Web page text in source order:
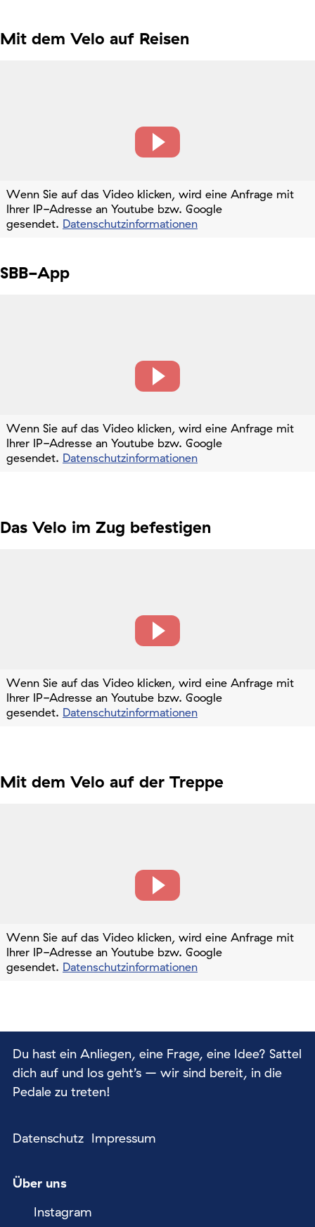
Mit dem Velo auf Reisen
Wenn Sie auf das Video klicken, wird eine Anfrage mit
Ihrer IP-Adresse an Youtube bzw. Google
gesendet. Datenschutzinformationen
SBB-App
Wenn Sie auf das Video klicken, wird eine Anfrage mit
Ihrer IP-Adresse an Youtube bzw. Google
gesendet. Datenschutzinformationen
Das Velo im Zug befestigen
Wenn Sie auf das Video klicken, wird eine Anfrage mit
Ihrer IP-Adresse an Youtube bzw. Google
gesendet. Datenschutzinformationen
Mit dem Velo auf der Treppe
Wenn Sie auf das Video klicken, wird eine Anfrage mit
Ihrer IP-Adresse an Youtube bzw. Google
gesendet. Datenschutzinformationen
Du hast ein Anliegen, eine Frage, eine Idee? Sattel
dich auf und los geht’s – wir sind bereit, in die
Pedale zu treten!
Datenschutz Impressum
Über uns
Instagram